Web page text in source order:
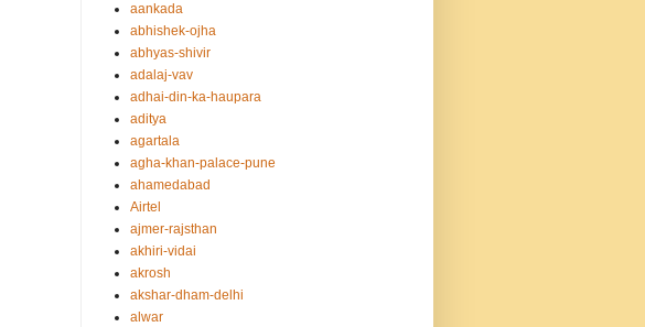
aankada
abhishek-ojha
abhyas-shivir
adalaj-vav
adhai-din-ka-haupara
aditya
agartala
agha-khan-palace-pune
ahamedabad
Airtel
ajmer-rajsthan
akhiri-vidai
akrosh
akshar-dham-delhi
alwar